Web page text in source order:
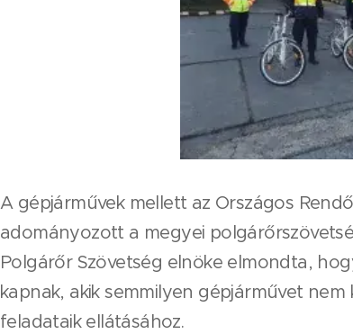
A gépjárművek mellett az Országos
adományozott a megyei
Polgárőr Szövetség elnöke elmondta,
kapnak, akik semmilyen gépjárművet
feladataik ellátásához.